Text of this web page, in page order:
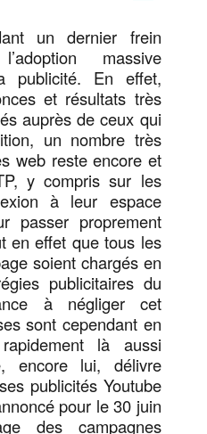
un dernier frein
massive
publicité. En effet,
et résultats très
auprès de ceux qui
un nombre très
web reste encore et
y compris sur les
à leur espace
passer proprement
en effet que tous les
soient chargés en
publicitaires du
à négliger cet
sont cependant en
là aussi
encore lui, délivre
publicités Youtube
pour le 30 juin
des campagnes